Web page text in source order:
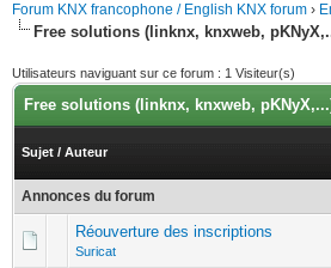
Forum KNX francophone / English KNX forum ›
Free solutions (linknx, knxweb,
Utilisateurs naviguant sur ce forum : 1 Visiteur(s)
Free solutions (linknx, knxweb,
Sujet / Auteur
Annonces du forum
Réouverture des inscriptions
Suricat